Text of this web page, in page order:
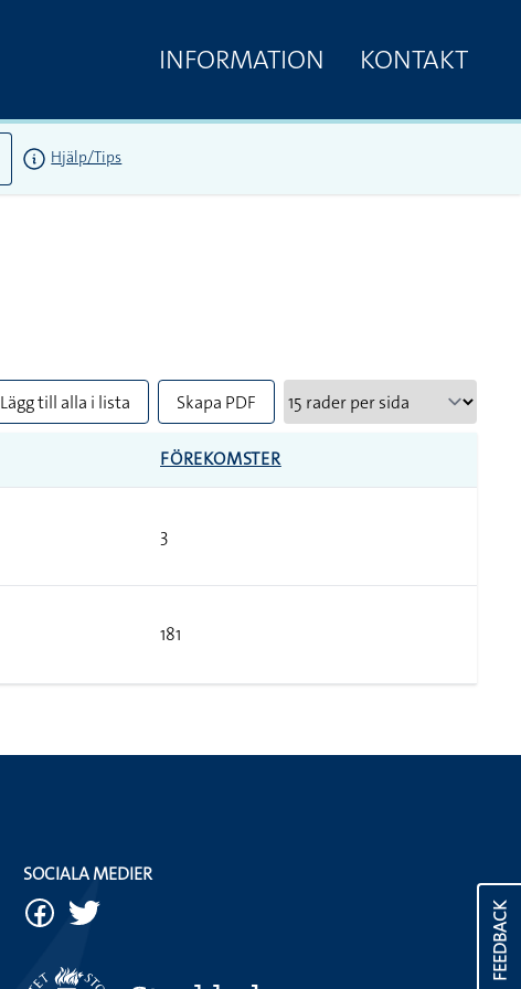
INFORMATION KONTAKT
Hjälp/Tips
Lägg till alla i lista Skapa PDF
FÖREKOMSTER
3
181
FEEDBACK
SOCIALA MEDIER